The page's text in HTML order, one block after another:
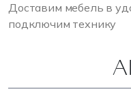
Доставим мебель в
подключим технику